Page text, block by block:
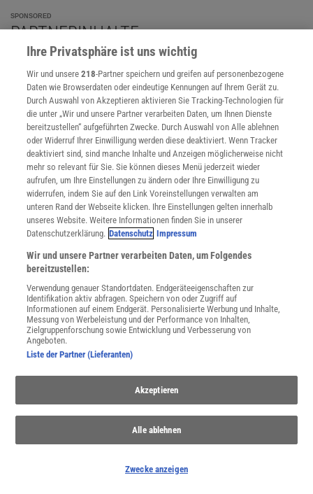
SPONSORED
PARTNERINHALTE
Für Sie im Spektrum-Shop und am Kiosk:
Ihre Privatsphäre ist uns wichtig
Wir und unsere218-Partner speichern und greifen auf personenbezogene
Daten wie Browserdaten oder eindeutige Kennungen auf Ihrem Gerät zu.
Durch Auswahl von Akzeptieren aktivieren Sie Tracking-Technologien für
die unter „Wir und unsere Partner verarbeiten Daten, um Ihnen Dienste
bereitzustellen“ aufgeführten Zwecke. Durch Auswahl von Alle ablehnen
oder Widerruf Ihrer Einwilligung werden diese deaktiviert. Wenn Tracker
deaktiviert sind, sind manche Inhalte und Anzeigen möglicherweise nicht
mehr so relevant für Sie. Sie können dieses Menü jederzeit wieder
aufrufen, um Ihre Einstellungen zu ändern oder Ihre Einwilligung zu
widerrufen, indem Sie auf den Link Voreinstellungen verwalten am
unteren Rand der Webseite klicken. Ihre Einstellungen gelten innerhalb
unseres Website. Weitere Informationen finden Sie in unserer
Datenschutzerklärung. Datenschutz Impressum
Wir und unsere Partner verarbeiten Daten, um Folgendes
bereitzustellen:
Verwendung genauer Standortdaten. Endgeräteeigenschaften zur
Identifikation aktiv abfragen. Speichern von oder Zugriff auf
Informationen auf einem Endgerät. Personalisierte Werbung und Inhalte,
Messung von Werbeleistung und der Performance von Inhalten,
Zielgruppenforschung sowie Entwicklung und Verbesserung von
Angeboten.
Liste der Partner (Lieferanten)
Akzeptieren
Alle ablehnen
Zwecke anzeigen